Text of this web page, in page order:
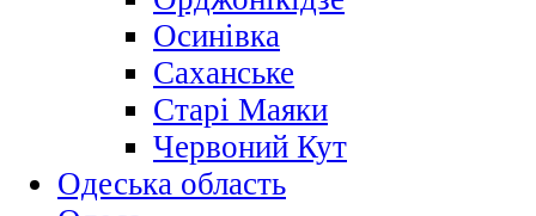
Осинівка
Саханське
Старі Маяки
Червоний Кут
Одеська область